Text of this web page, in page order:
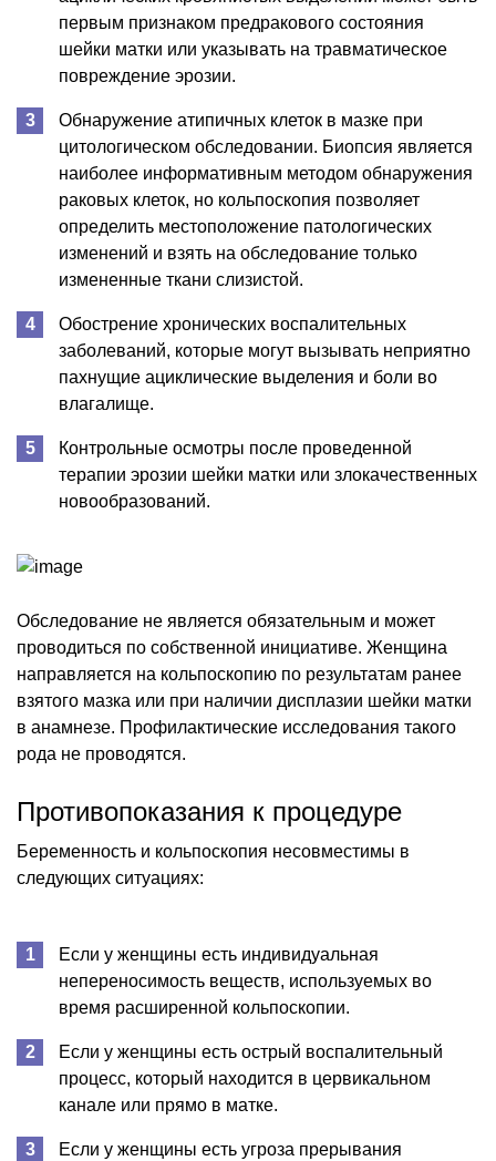
первым признаком предракового состояния
шейки матки или указывать на травматическое
повреждение эрозии.
Обнаружение атипичных клеток в мазке при
цитологическом обследовании. Биопсия является
наиболее информативным методом обнаружения
раковых клеток, но кольпоскопия позволяет
определить местоположение патологических
изменений и взять на обследование только
измененные ткани слизистой.
Обострение хронических воспалительных
заболеваний, которые могут вызывать неприятно
пахнущие ациклические выделения и боли во
влагалище.
Контрольные осмотры после проведенной
терапии эрозии шейки матки или злокачественных
новообразований.
Обследование не является обязательным и может
проводиться по собственной инициативе. Женщина
направляется на кольпоскопию по результатам ранее
взятого мазка или при наличии дисплазии шейки матки
в анамнезе. Профилактические исследования такого
рода не проводятся.
Противопоказания к процедуре
Беременность и кольпоскопия несовместимы в
следующих ситуациях:
Если у женщины есть индивидуальная
непереносимость веществ, используемых во
время расширенной кольпоскопии.
Если у женщины есть острый воспалительный
процесс, который находится в цервикальном
канале или прямо в матке.
Если у женщины есть угроза прерывания